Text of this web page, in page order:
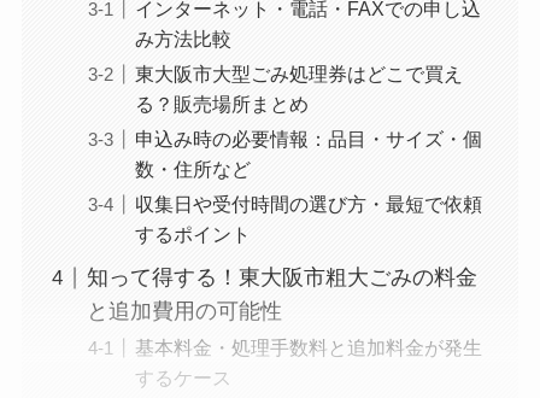
インターネット・電話・FAXでの申し込
み方法比較
東大阪市大型ごみ処理券はどこで買え
る？販売場所まとめ
申込み時の必要情報：品目・サイズ・個
数・住所など
収集日や受付時間の選び方・最短で依頼
するポイント
知って得する！東大阪市粗大ごみの料金
と追加費用の可能性
基本料金・処理手数料と追加料金が発生
するケース